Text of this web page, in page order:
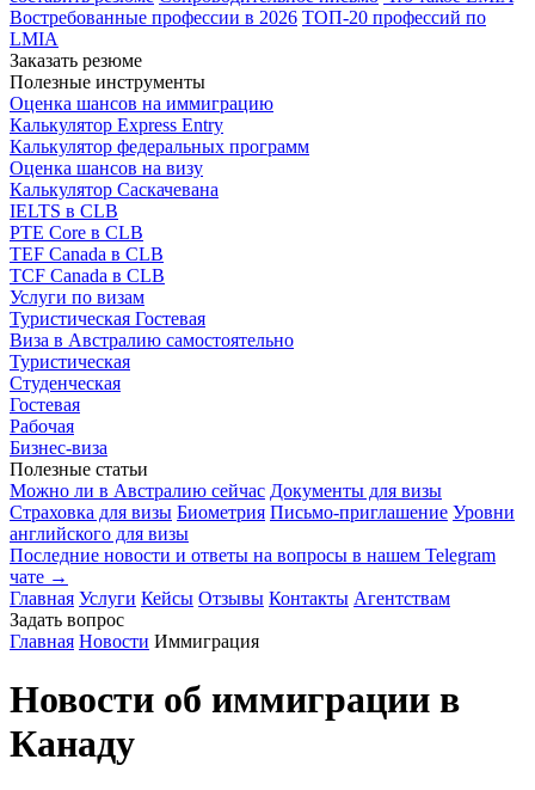
Востребованные профессии в 2026 ТОП-20 профессий по
LMIA
Заказать резюме
Полезные инструменты
Оценка шансов на иммиграцию
Калькулятор Express Entry
Калькулятор федеральных программ
Оценка шансов на визу
Калькулятор Саскачевана
IELTS в CLB
PTE Core в CLB
TEF Canada в CLB
TCF Canada в CLB
Услуги по визам
Туристическая Гостевая
Виза в Австралию самостоятельно
Туристическая
Студенческая
Гостевая
Рабочая
Бизнес-виза
Полезные статьи
Можно ли в Австралию сейчас Документы для визы
Страховка для визы Биометрия Письмо-приглашение Уровни
английского для визы
Последние новости и ответы на вопросы в нашем Telegram
чате →
Главная Услуги Кейсы Отзывы Контакты Агентствам
Задать вопрос
Главная Новости Иммиграция
Новости об иммиграции в
Канаду